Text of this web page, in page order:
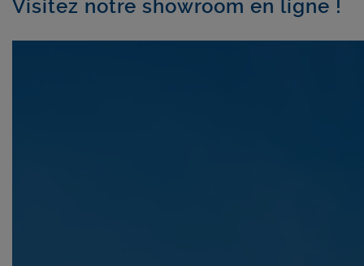
Visitez notre showroom en ligne !